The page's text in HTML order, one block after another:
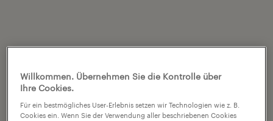
Willkommen. Übernehmen Sie die Kontrolle über
Ihre Cookies.
Für ein bestmögliches User-Erlebnis setzen wir Technologien wie z. B.
Cookies ein. Wenn Sie der Verwendung aller beschriebenen Cookies